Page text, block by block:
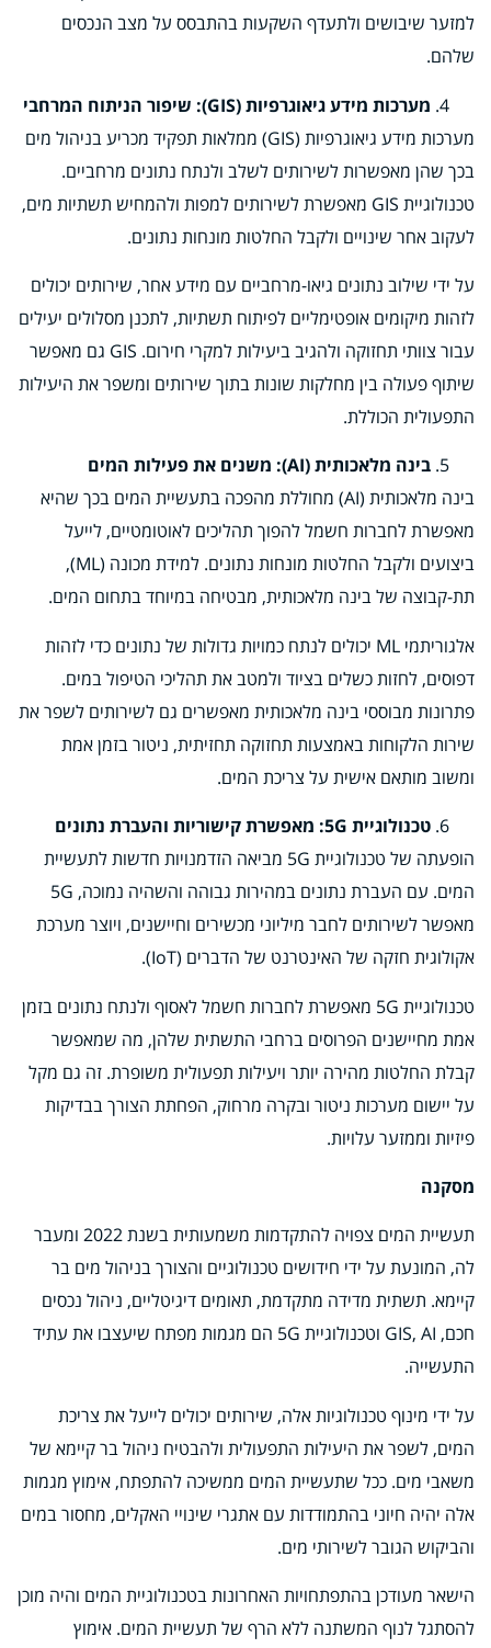
למזער שיבושים ולתעדף השקעות בהתבסס על מצב הנכסים
שלהם.
מערכות מידע גיאוגרפיות (GIS): שיפור הניתוח המרחבי
מערכות מידע גיאוגרפיות (GIS) ממלאות תפקיד מכריע בניהול מים
בכך שהן מאפשרות לשירותים לשלב ולנתח נתונים מרחביים.
טכנולוגיית GIS מאפשרת לשירותים למפות ולהמחיש תשתיות מים,
לעקוב אחר שינויים ולקבל החלטות מונחות נתונים.
על ידי שילוב נתונים גיאו-מרחביים עם מידע אחר, שירותים יכולים
לזהות מיקומים אופטימליים לפיתוח תשתיות, לתכנן מסלולים יעילים
עבור צוותי תחזוקה ולהגיב ביעילות למקרי חירום. GIS גם מאפשר
שיתוף פעולה בין מחלקות שונות בתוך שירותים ומשפר את היעילות
התפעולית הכוללת.
בינה מלאכותית (AI): משנים את פעילות המים
בינה מלאכותית (AI) מחוללת מהפכה בתעשיית המים בכך שהיא
מאפשרת לחברות חשמל להפוך תהליכים לאוטומטיים, לייעל
ביצועים ולקבל החלטות מונחות נתונים. למידת מכונה (ML),
תת-קבוצה של בינה מלאכותית, מבטיחה במיוחד בתחום המים.
אלגוריתמי ML יכולים לנתח כמויות גדולות של נתונים כדי לזהות
דפוסים, לחזות כשלים בציוד ולמטב את תהליכי הטיפול במים.
פתרונות מבוססי בינה מלאכותית מאפשרים גם לשירותים לשפר את
שירות הלקוחות באמצעות תחזוקה תחזיתית, ניטור בזמן אמת
ומשוב מותאם אישית על צריכת המים.
טכנולוגיית 5G: מאפשרת קישוריות והעברת נתונים
הופעתה של טכנולוגיית 5G מביאה הזדמנויות חדשות לתעשיית
המים. עם העברת נתונים במהירות גבוהה והשהיה נמוכה, 5G
מאפשר לשירותים לחבר מיליוני מכשירים וחיישנים, ויוצר מערכת
אקולוגית חזקה של האינטרנט של הדברים (IoT).
טכנולוגיית 5G מאפשרת לחברות חשמל לאסוף ולנתח נתונים בזמן
אמת מחיישנים הפרוסים ברחבי התשתית שלהן, מה שמאפשר
קבלת החלטות מהירה יותר ויעילות תפעולית משופרת. זה גם מקל
על יישום מערכות ניטור ובקרה מרחוק, הפחתת הצורך בבדיקות
פיזיות וממזער עלויות.
מסקנה
תעשיית המים צפויה להתקדמות משמעותית בשנת 2022 ומעבר
לה, המונעת על ידי חידושים טכנולוגיים והצורך בניהול מים בר
קיימא. תשתית מדידה מתקדמת, תאומים דיגיטליים, ניהול נכסים
חכם, GIS, AI וטכנולוגיית 5G הם מגמות מפתח שיעצבו את עתיד
התעשייה.
על ידי מינוף טכנולוגיות אלה, שירותים יכולים לייעל את צריכת
המים, לשפר את היעילות התפעולית ולהבטיח ניהול בר קיימא של
משאבי מים. ככל שתעשיית המים ממשיכה להתפתח, אימוץ מגמות
אלה יהיה חיוני בהתמודדות עם אתגרי שינויי האקלים, מחסור במים
והביקוש הגובר לשירותי מים.
הישאר מעודכן בהתפתחויות האחרונות בטכנולוגיית המים והיה מוכן
להסתגל לנוף המשתנה ללא הרף של תעשיית המים. אימוץ